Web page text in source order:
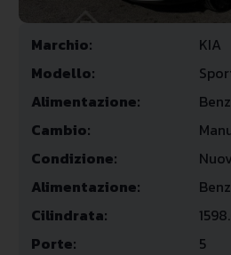
Marchio:
KIA
Modello:
Alimentazione:
Cambio:
Condizione:
Alimentazione:
Cilindrata:
Porte:
5